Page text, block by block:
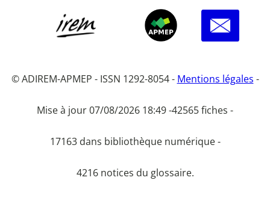
© ADIREM-APMEP - ISSN 1292-8054 - Mentions légales -
Mise à jour 07/08/2026 18:49 -42565 fiches -
17163 dans bibliothèque numérique -
4216 notices du glossaire.